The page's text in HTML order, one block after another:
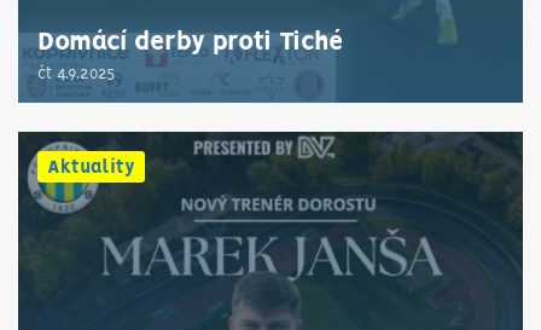
Domácí derby proti Tiché
čt 4.9.2025
Aktuality